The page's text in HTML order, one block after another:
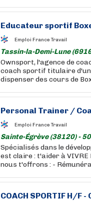
Educateur sportif
Emploi France Travail
Tassin-la-Demi-Lune
Ownsport, l'agence de
coach sportif titulaire d'un
dispenser des cours de
Personal Trainer /
Emploi France Travail
Sainte-Égrève (38120) -
Spécialisés dans le
est claire : t'aider à VIVRE
nous t'offrons : -
COACH SPORTIF H/F -